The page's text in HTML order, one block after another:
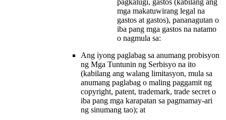
pagkalugi, gastos (kabilang ang
mga makatuwirang legal na
gastos at gastos), pananagutan o
iba pang mga gastos na natamo
o nagmula sa:
Ang iyong paglabag sa anumang probisyon
ng Mga Tuntunin ng Serbisyo na ito
(kabilang ang walang limitasyon, mula sa
anumang paglabag o maling paggamit ng
copyright, patent, trademark, trade secret o
iba pang mga karapatan sa pagmamay-ari
ng sinumang tao); at